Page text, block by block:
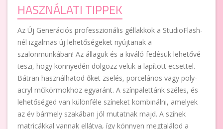
HASZNÁLATI TIPPEK
Az Új Generációs professzionális géllakkok a StudioFlash-
nél izgalmas új lehetőségeket nyújtanak a
szalonmunkában! Az állaguk és a kiváló fedésük lehetővé
teszi, hogy könnyedén dolgozz velük a lapított ecsettel.
Bátran használhatod őket zselés, porcelános vagy poly-
acryl műkörmökhöz egyaránt. A színpalettánk széles, és
lehetőséged van különféle színeket kombinálni, amelyek
az év bármely szakában jól mutatnak majd. A színek
matricákkal vannak ellátva, így könnyen megtalálod a